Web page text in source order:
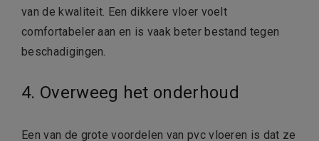
van de kwaliteit. Een dikkere vloer voelt
comfortabeler aan en is vaak beter bestand tegen
beschadigingen.
4. Overweeg het onderhoud
Een van de grote voordelen van pvc vloeren is dat ze